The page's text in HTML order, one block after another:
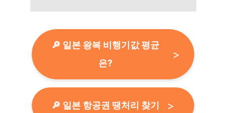
🔎 일본 왕복 비행기값 평균
은?
🔎 일본 항공권 땡처리 찾기